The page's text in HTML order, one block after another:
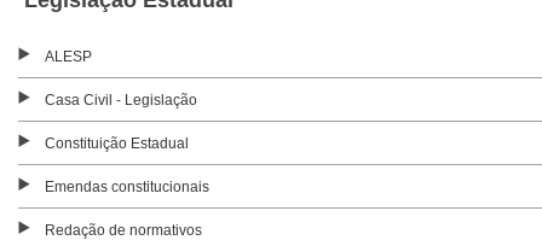
ALESP
Casa Civil - Legislação
Constituição Estadual
Emendas constitucionais
Redação de normativos